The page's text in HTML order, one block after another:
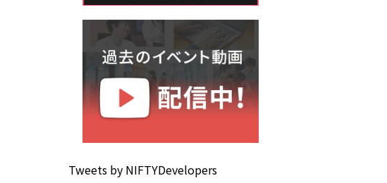
Tweets by NIFTYDevelopers